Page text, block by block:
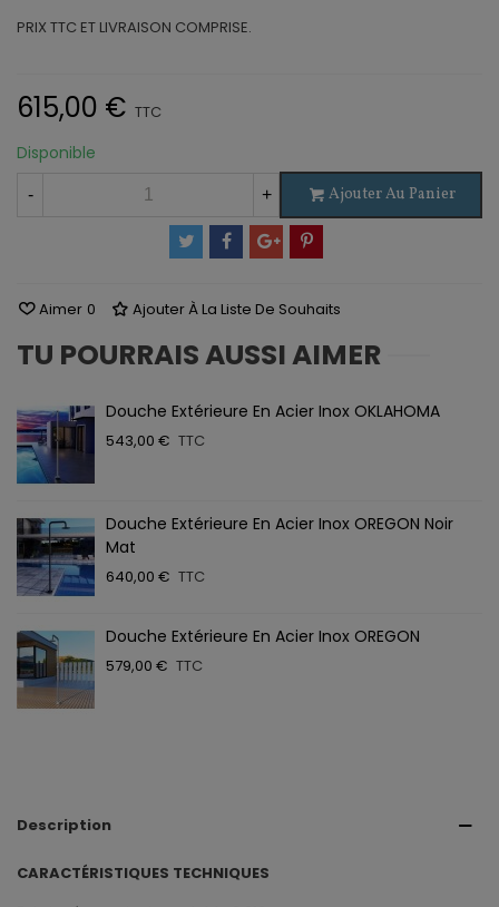
PRIX TTC ET LIVRAISON COMPRISE.
615,00 € TTC
Disponible
- + Ajouter Au Panier
Aimer 0 Ajouter À La Liste De Souhaits
TU POURRAIS AUSSI AIMER
Douche Extérieure En Acier Inox OKLAHOMA
543,00 € TTC
Douche Extérieure En Acier Inox OREGON Noir
Mat
640,00 € TTC
Douche Extérieure En Acier Inox OREGON
579,00 € TTC
Description
CARACTÉRISTIQUES TECHNIQUES